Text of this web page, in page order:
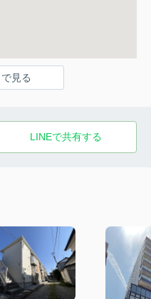
見る
LINEで共有する